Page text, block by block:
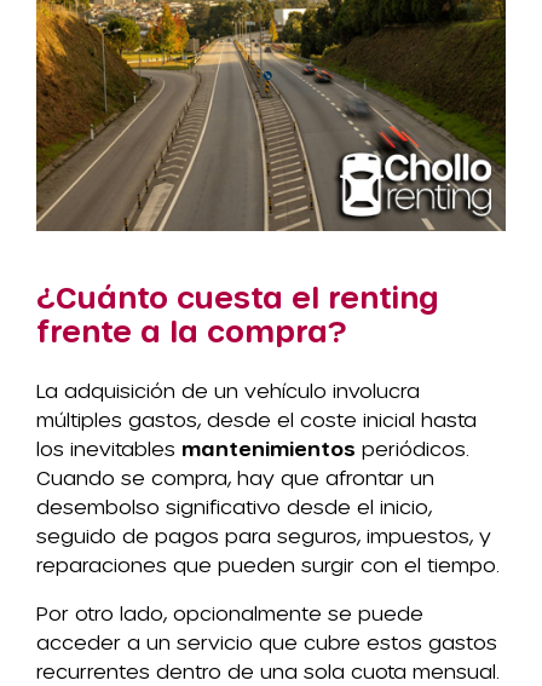
¿Cuánto cuesta el renting
frente a la compra?
La adquisición de un vehículo involucra
múltiples gastos, desde el coste inicial hasta
los inevitables mantenimientos periódicos.
Cuando se compra, hay que afrontar un
desembolso significativo desde el inicio,
seguido de pagos para seguros, impuestos, y
reparaciones que pueden surgir con el tiempo.
Por otro lado, opcionalmente se puede
acceder a un servicio que cubre estos gastos
recurrentes dentro de una sola cuota mensual.